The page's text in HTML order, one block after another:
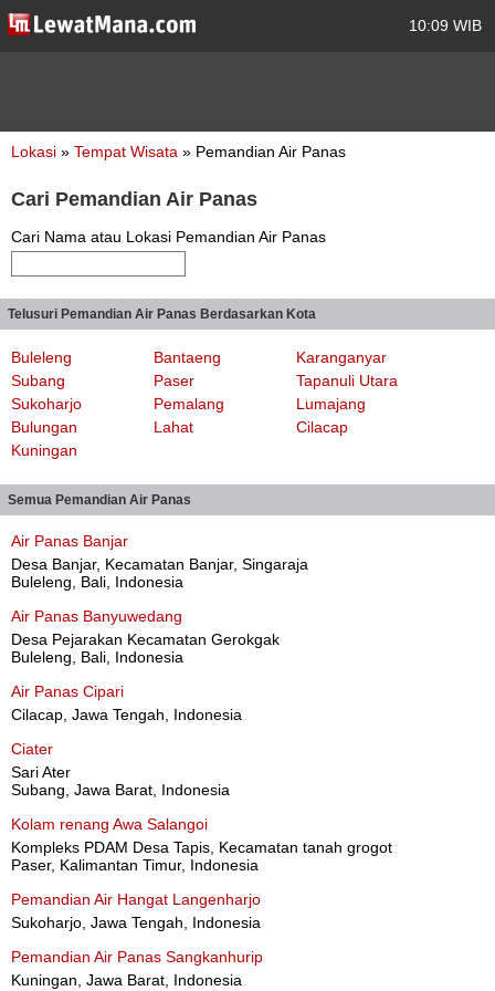
10:09 WIB
Lokasi » Tempat Wisata » Pemandian Air Panas
Cari Pemandian Air Panas
Cari Nama atau Lokasi Pemandian Air Panas
Telusuri Pemandian Air Panas Berdasarkan Kota
Buleleng Bantaeng
Karanganyar
Subang
Paser
Tapanuli Utara
Sukoharjo
Pemalang
Lumajang
Bulungan
Lahat
Cilacap
Kuningan
Semua Pemandian Air Panas
Air Panas Banjar
Desa Banjar, Kecamatan Banjar, Singaraja
Buleleng, Bali, Indonesia
Air Panas Banyuwedang
Desa Pejarakan Kecamatan Gerokgak
Buleleng, Bali, Indonesia
Air Panas Cipari
Cilacap, Jawa Tengah, Indonesia
Ciater
Sari Ater
Subang, Jawa Barat, Indonesia
Kolam renang Awa Salangoi
Kompleks PDAM Desa Tapis, Kecamatan tanah grogot
Paser, Kalimantan Timur, Indonesia
Pemandian Air Hangat Langenharjo
Sukoharjo, Jawa Tengah, Indonesia
Pemandian Air Panas Sangkanhurip
Kuningan, Jawa Barat, Indonesia